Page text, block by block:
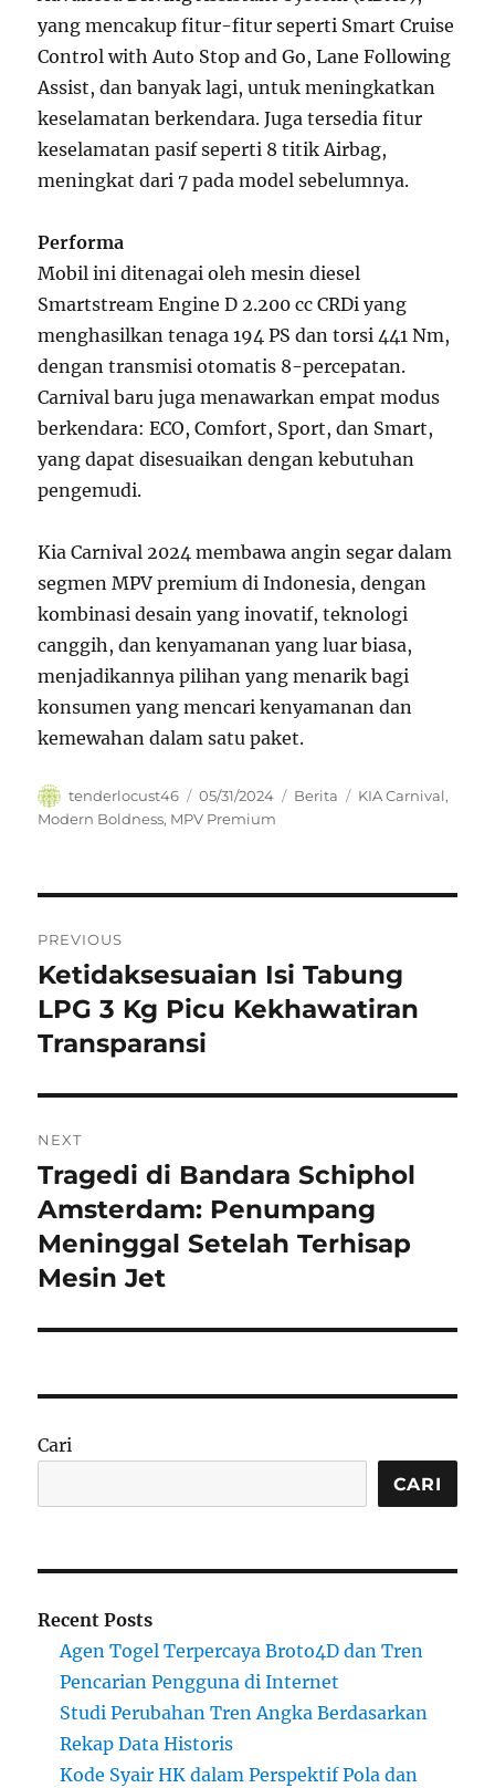
yang mencakup fitur-fitur seperti Smart Cruise
Control with Auto Stop and Go, Lane Following
Assist, dan banyak lagi, untuk meningkatkan
keselamatan berkendara. Juga tersedia fitur
keselamatan pasif seperti 8 titik Airbag,
meningkat dari 7 pada model sebelumnya.
Performa
Mobil ini ditenagai oleh mesin diesel
Smartstream Engine D 2.200 cc CRDi yang
menghasilkan tenaga 194 PS dan torsi 441 Nm,
dengan transmisi otomatis 8-percepatan.
Carnival baru juga menawarkan empat modus
berkendara: ECO, Comfort, Sport, dan Smart,
yang dapat disesuaikan dengan kebutuhan
pengemudi.
Kia Carnival 2024 membawa angin segar dalam
segmen MPV premium di Indonesia, dengan
kombinasi desain yang inovatif, teknologi
canggih, dan kenyamanan yang luar biasa,
menjadikannya pilihan yang menarik bagi
konsumen yang mencari kenyamanan dan
kemewahan dalam satu paket.
Author
tenderlocust46
Posted
on
05/31/2024 Categories
Berita Tags
KIA Carnival,
Modern Boldness, MPV Premium
pos
PREVIOUS
Previous
post:
Ketidaksesuaian Isi Tabung
LPG 3 Kg Picu Kekhawatiran
Transparansi
NEXT
Next
post:
Tragedi di Bandara Schiphol
Amsterdam: Penumpang
Meninggal Setelah Terhisap
Mesin Jet
Cari
CARI
Recent Posts
Agen Togel Terpercaya Broto4D dan Tren
Pencarian Pengguna di Internet
Studi Perubahan Tren Angka Berdasarkan
Rekap Data Historis
Kode Syair HK dalam Perspektif Pola dan